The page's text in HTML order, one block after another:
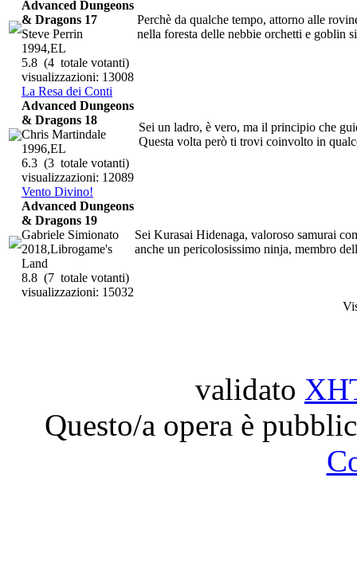
Perchè da qualche tempo, attorno alle
nella foresta delle nebbie orchetti e goblin
Advanced Dungeons
& Dragons 17
Steve Perrin
1994,EL
5.8 (4 totale votanti)
visualizzazioni: 13008
La Resa dei Conti
Sei un ladro, è vero, ma il principio che
Questa volta però ti trovi coinvolto in
Advanced Dungeons
& Dragons 18
Chris Martindale
1996,EL
6.3 (3 totale votanti)
visualizzazioni: 12089
Vento Divino!
Sei Kurasai Hidenaga, valoroso samurai
anche un pericolosissimo ninja, membro
Advanced Dungeons
& Dragons 19
Gabriele Simionato
2018,Librogame's
Land
8.8 (7 totale votanti)
visualizzazioni: 15032
validato
Questo/a opera è